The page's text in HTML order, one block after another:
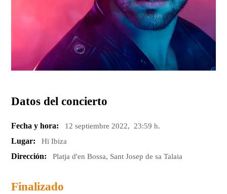
Datos del concierto
Fecha y hora: 12 septiembre 2022, 23:59 h.
Lugar: Hï Ibiza
Dirección: Platja d'en Bossa, Sant Josep de sa Talaia
Finalizado